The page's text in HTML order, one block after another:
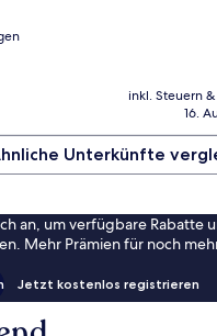
inkl. Steuern
16.
Unterkünfte
an, um verfügbare Rabatte
Mehr Prämien für noch
Jetzt kostenlos registrieren